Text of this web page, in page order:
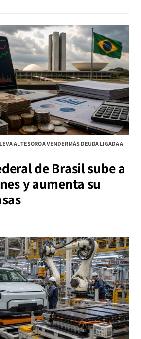
AL TESORO A VENDER MÁS DEUDA LIGADA A
de Brasil sube a
y aumenta su